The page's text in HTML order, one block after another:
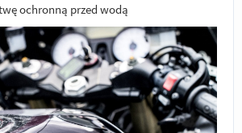
ochronną przed wodą